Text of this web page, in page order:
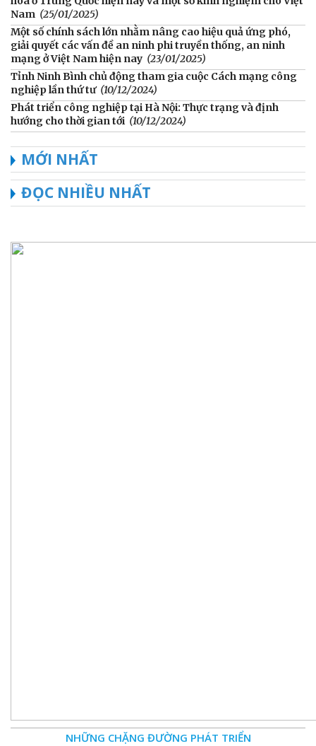
Nam (25/01/2025)
Một số chính sách lớn nhằm nâng cao hiệu quả ứng phó,
giải quyết các vấn đề an ninh phi truyền thống, an ninh
mạng ở Việt Nam hiện nay (23/01/2025)
Tỉnh Ninh Bình chủ động tham gia cuộc Cách mạng công
nghiệp lần thứ tư (10/12/2024)
Phát triển công nghiệp tại Hà Nội: Thực trạng và định
hướng cho thời gian tới (10/12/2024)
MỚI NHẤT
ĐỌC NHIỀU NHẤT
NHỮNG CHẶNG ĐƯỜNG PHÁT TRIỂN